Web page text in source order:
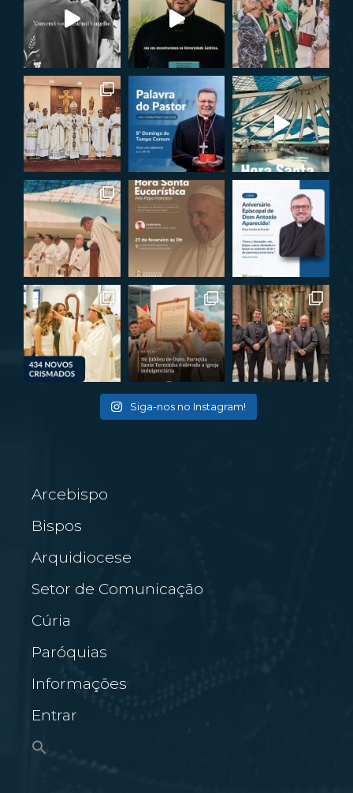
Siga-nos no Instagram!
Arcebispo
Bispos
Arquidiocese
Setor de Comunicação
Cúria
Paróquias
Informações
Entrar